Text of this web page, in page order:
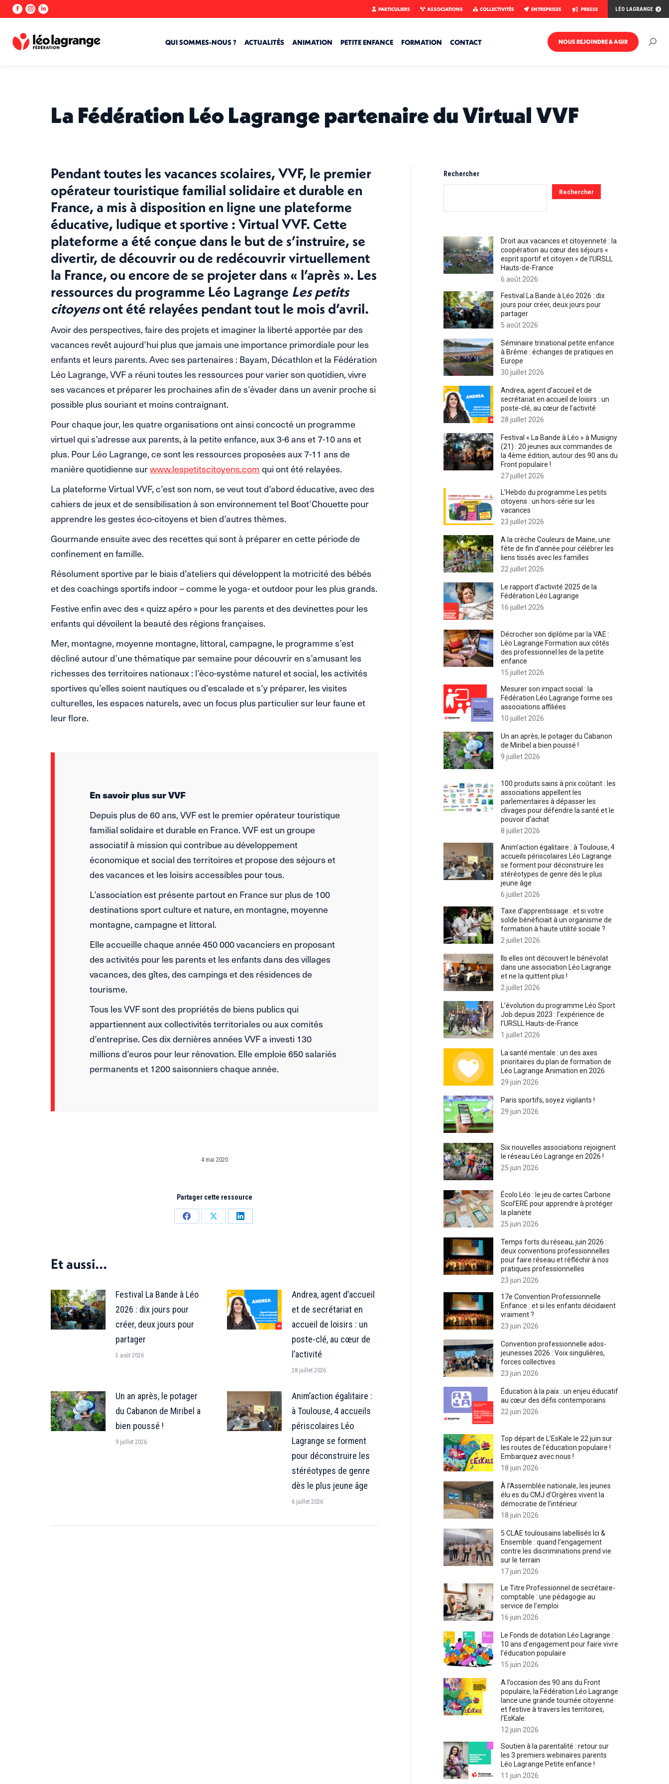
La
Facebook
s'ouvre
dans
La
Instagram
s'ouvre
dans
La
LinkedIn
s'ouvre
dans
PARTICULIERS ASSOCIATIONS COLLECTIVITÉS ENTREPRISES PRESSE LÉO LAGRANGE
QUI SOMMES-NOUS ? ACTUALITÉS ANIMATION PETITE ENFANCE FORMATION CONTACT NOUS REJOINDRE & AGIR
La Fédération Léo Lagrange partenaire du Virtual VVF
Pendant toutes les vacances scolaires, VVF, le premier
opérateur touristique familial solidaire et durable en
France, a mis à disposition en ligne une plateforme
éducative, ludique et sportive : Virtual VVF. Cette
plateforme a été conçue dans le but de s’instruire, se
divertir, de découvrir ou de redécouvrir virtuellement
la France, ou encore de se projeter dans « l’après ». Les
ressources du programme Léo Lagrange Les petits
citoyensont été relayées pendant tout le mois d’avril.
Avoir des perspectives, faire des projets et imaginer la liberté apportée par des
vacances revêt aujourd’hui plus que jamais une importance primordiale pour les
enfants et leurs parents. Avec ses partenaires : Bayam, Décathlon et la Fédération
Léo Lagrange, VVF a réuni toutes les ressources pour varier son quotidien, vivre
ses vacances et préparer les prochaines afin de s’évader dans un avenir proche si
possible plus souriant et moins contraignant.
Pour chaque jour, les quatre organisations ont ainsi concocté un programme
virtuel qui s’adresse aux parents, à la petite enfance, aux 3-6 ans et 7-10 ans et
plus. Pour Léo Lagrange, ce sont les ressources proposées aux 7-11 ans de
manière quotidienne surwww.lespetitscitoyens.com qui ont été relayées.
La plateforme Virtual VVF, c’est son nom, se veut tout d’abord éducative, avec des
cahiers de jeux et de sensibilisation à son environnement tel Boot’Chouette pour
apprendre les gestes éco-citoyens et bien d’autres thèmes.
Gourmande ensuite avec des recettes qui sont à préparer en cette période de
confinement en famille.
Résolument sportive par le biais d’ateliers qui développent la motricité des bébés
et des coachings sportifs indoor – comme le yoga- et outdoor pour les plus grands.
Festive enfin avec des « quizz apéro » pour les parents et des devinettes pour les
enfants qui dévoilent la beauté des régions françaises.
Mer, montagne, moyenne montagne, littoral, campagne, le programme s’est
décliné autour d’une thématique par semaine pour découvrir en s’amusant les
richesses des territoires nationaux : l’éco-système naturel et social, les activités
sportives qu’elles soient nautiques ou d’escalade et s’y préparer, les visites
culturelles, les espaces naturels, avec un focus plus particulier sur leur faune et
leur flore.
En savoir plus sur VVF
Depuis plus de 60 ans, VVF est le premier opérateur touristique
familial solidaire et durable en France. VVF est un groupe
associatif à mission qui contribue au développement
économique et social des territoires et propose des séjours et
des vacances et les loisirs accessibles pour tous.
L’association est présente partout en France sur plus de 100
destinations sport culture et nature, en montagne, moyenne
montagne, campagne et littoral.
Elle accueille chaque année 450 000 vacanciers en proposant
des activités pour les parents et les enfants dans des villages
vacances, des gîtes, des campings et des résidences de
tourisme.
Tous les VVF sont des propriétés de biens publics qui
appartiennent aux collectivités territoriales ou aux comités
d’entreprise. Ces dix dernières années VVF a investi 130
millions d’euros pour leur rénovation. Elle emploie 650 salariés
permanents et 1200 saisonniers chaque année.
4 mai 2020
Partager cette ressource
PartagerPartagerPartager
Et aussi...
Festival La Bande à Léo
2026 : dix jours pour
créer, deux jours pour
partager
5 août 2026
Andrea, agent d’accueil
et de secrétariat en
accueil de loisirs : un
poste-clé, au cœur de
l’activité
28 juillet 2026
Un an après, le potager
du Cabanon de Miribel a
bien poussé !
9 juillet 2026
Anim’action égalitaire :
à Toulouse, 4 accueils
périscolaires Léo
Lagrange se forment
pour déconstruire les
stéréotypes de genre
dès le plus jeune âge
6 juillet 2026
Rechercher
Rechercher
Droit aux vacances et citoyenneté : la
coopération au cœur des séjours «
esprit sportif et citoyen » de l’URSLL
Hauts-de-France
6 août 2026
Festival La Bande à Léo 2026 : dix
jours pour créer, deux jours pour
partager
5 août 2026
Séminaire trinational petite enfance
à Brême : échanges de pratiques en
Europe
30 juillet 2026
Andrea, agent d’accueil et de
secrétariat en accueil de loisirs : un
poste-clé, au cœur de l’activité
28 juillet 2026
Festival « La Bande à Léo » à Musigny
(21) : 20 jeunes aux commandes de
la 4ème édition, autour des 90 ans du
Front populaire !
27 juillet 2026
L’Hebdo du programme Les petits
citoyens : un hors-série sur les
vacances
23 juillet 2026
A la crèche Couleurs de Maine, une
fête de fin d’année pour célébrer les
liens tissés avec les familles
22 juillet 2026
Le rapport d’activité 2025 de la
Fédération Léo Lagrange
16 juillet 2026
Décrocher son diplôme par la VAE :
Léo Lagrange Formation aux côtés
des professionnel·les de la petite
enfance
15 juillet 2026
Mesurer son impact social : la
Fédération Léo Lagrange forme ses
associations affiliées
10 juillet 2026
Un an après, le potager du Cabanon
de Miribel a bien poussé !
9 juillet 2026
100 produits sains à prix coûtant : les
associations appellent les
parlementaires à dépasser les
clivages pour défendre la santé et le
pouvoir d’achat
8 juillet 2026
Anim’action égalitaire : à Toulouse, 4
accueils périscolaires Léo Lagrange
se forment pour déconstruire les
stéréotypes de genre dès le plus
jeune âge
6 juillet 2026
Taxe d’apprentissage : et si votre
solde bénéficiait à un organisme de
formation à haute utilité sociale ?
2 juillet 2026
Ils·elles ont découvert le bénévolat
dans une association Léo Lagrange
et ne la quittent plus !
2 juillet 2026
L’évolution du programme Léo Sport
Job depuis 2023 : l’expérience de
l’URSLL Hauts-de-France
1 juillet 2026
La santé mentale : un des axes
prioritaires du plan de formation de
Léo Lagrange Animation en 2026
29 juin 2026
Paris sportifs, soyez vigilants !
29 juin 2026
Six nouvelles associations rejoignent
le réseau Léo Lagrange en 2026 !
25 juin 2026
Écolo Léo : le jeu de cartes Carbone
Scol’ERE pour apprendre à protéger
la planète
25 juin 2026
Temps forts du réseau, juin 2026 :
deux conventions professionnelles
pour faire réseau et réfléchir à nos
pratiques professionnelles
23 juin 2026
17e Convention Professionnelle
Enfance : et si les enfants décidaient
vraiment ?
23 juin 2026
Convention professionnelle ados-
jeunesses 2026 : Voix singulières,
forces collectives
23 juin 2026
Éducation à la paix : un enjeu éducatif
au cœur des défis contemporains
22 juin 2026
Top départ de L’EsKale le 22 juin sur
les routes de l’éducation populaire !
Embarquez avec nous !
18 juin 2026
À l’Assemblée nationale, les jeunes
élu·es du CMJ d’Orgères vivent la
démocratie de l’intérieur
18 juin 2026
5 CLAE toulousains labellisés Ici &
Ensemble : quand l’engagement
contre les discriminations prend vie
sur le terrain
17 juin 2026
Le Titre Professionnel de secrétaire-
comptable : une pédagogie au
service de l’emploi
16 juin 2026
Le Fonds de dotation Léo Lagrange :
10 ans d’engagement pour faire vivre
l’éducation populaire
15 juin 2026
A l’occasion des 90 ans du Front
populaire, la Fédération Léo Lagrange
lance une grande tournée citoyenne
et festive à travers les territoires,
l’EsKale.
12 juin 2026
Soutien à la parentalité : retour sur
les 3 premiers webinaires parents
Léo Lagrange Petite enfance !
11 juin 2026